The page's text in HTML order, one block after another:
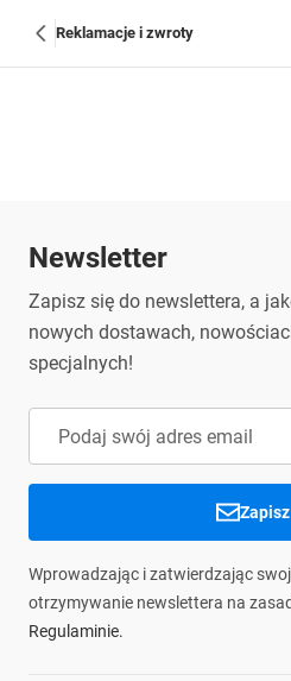
Reklamacje i zwroty
Newsletter
Zapisz się do newslettera, a
nowych dostawach,
specjalnych!
Wprowadzając i zatwierdzając
otrzymywanie newslettera na
Regulaminie.